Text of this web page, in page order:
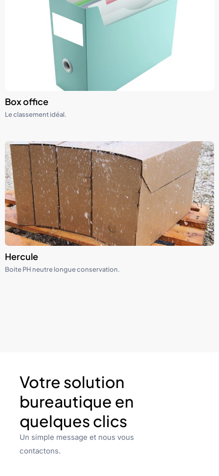
Box office
Le classement idéal.
Hercule
Boite PH neutre longue conservation.
Votre solution
bureautique en
quelques clics
Un simple message et nous vous
contactons.